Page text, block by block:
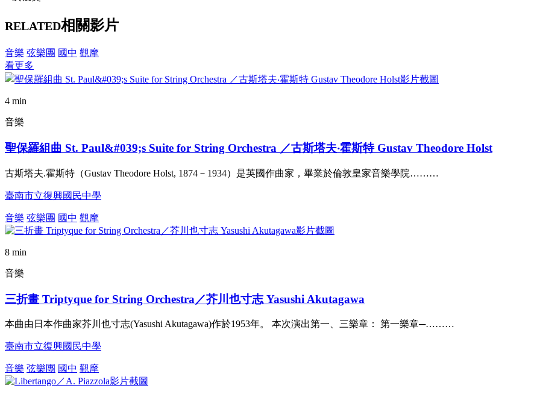
RELATED相關影片
音樂 弦樂團 國中 觀摩
看更多
4 min
音樂
聖保羅組曲 St. Paul&#039;s Suite for String Orchestra ／古斯塔夫‧霍斯特 Gustav Theodore Holst
古斯塔夫.霍斯特（Gustav Theodore Holst, 1874－1934）是英國作曲家，畢業於倫敦皇家音樂學院………
臺南市立復興國民中學
音樂 弦樂團 國中 觀摩
8 min
音樂
三折畫 Triptyque for String Orchestra／芥川也寸志 Yasushi Akutagawa
本曲由日本作曲家芥川也寸志(Yasushi Akutagawa)作於1953年。 本次演出第一、三樂章： 第一樂章─………
臺南市立復興國民中學
音樂 弦樂團 國中 觀摩